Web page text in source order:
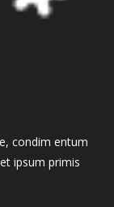
condim entum
ipsum primis